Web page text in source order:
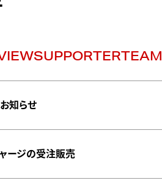
SUPPORTERTEAM
知らせ
ージの受注販売